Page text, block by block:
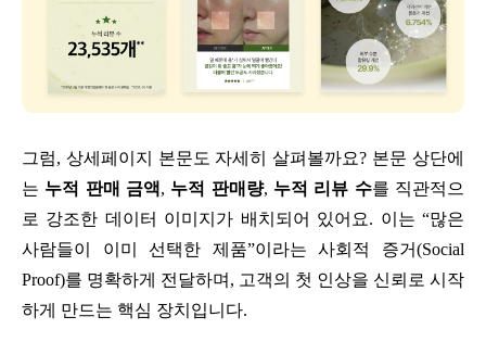
그럼, 상세페이지 본문도 자세히 살펴볼까요? 본문 상단에
는 누적 판매 금액, 누적 판매량, 누적 리뷰 수를 직관적으
로 강조한 데이터 이미지가 배치되어 있어요. 이는 “많은
사람들이 이미 선택한 제품”이라는 사회적 증거(Social
Proof)를 명확하게 전달하며, 고객의 첫 인상을 신뢰로 시작
하게 만드는 핵심 장치입니다.